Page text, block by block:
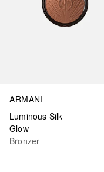
ARMANI
Luminous Silk
Glow
Bronzer